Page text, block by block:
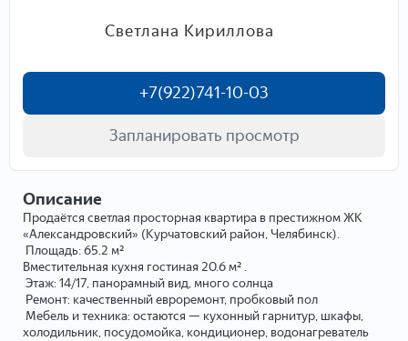
Светлана Кириллова
+7(922)741-10-03
Запланировать просмотр
Описание
Продаётся светлая просторная квартира в престижном ЖК
«Александровский» (Курчатовский район, Челябинск).
Площадь: 65.2 м²
Вместительная кухня гостиная 20.6 м² .
Этаж: 14/17, панорамный вид, много солнца
Ремонт: качественный евроремонт, пробковый пол
Мебель и техника: остаются — кухонный гарнитур, шкафы,
холодильник, посудомойка, кондиционер, водонагреватель